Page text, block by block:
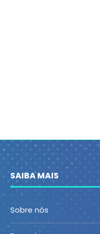
SAIBA MAIS
Sobre nós